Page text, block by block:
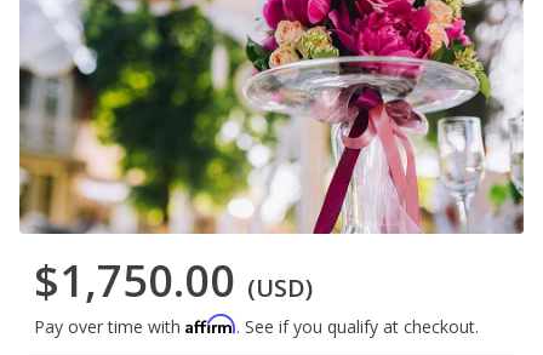
$1,750.00 (USD)
Pay over time with Affirm. See if you qualify at checkout.